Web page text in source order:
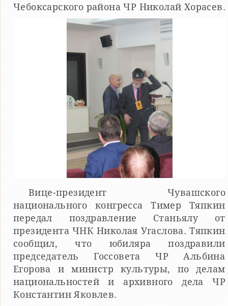
Чебоксарского района ЧР Николай Хорасев.
Вице-президент Чувашского
национального конгресса Тимер Тяпкин
передал поздравление Станьялу от
президента ЧНК Николая Угаслова. Тяпкин
сообщил, что юбиляра поздравили
председатель Госсовета ЧР Альбина
Егорова и министр культуры, по делам
национальностей и архивного дела ЧР
Константин Яковлев.